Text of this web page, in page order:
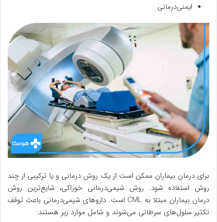
ایمنی‌درمانی
برای درمان بیماران ممکن است از یک روش درمانی و یا ترکیبی از چند
روش استفاده شود. روش شیمی‌درمانی خوراکی، شایع‌ترین روش
درمان بیماران مبتلا به CML است. داروهای شیمی‌درمانی باعث توقف
تکثیر سلول‌های سرطانی می‌شوند و شامل موارد زیر هستند: